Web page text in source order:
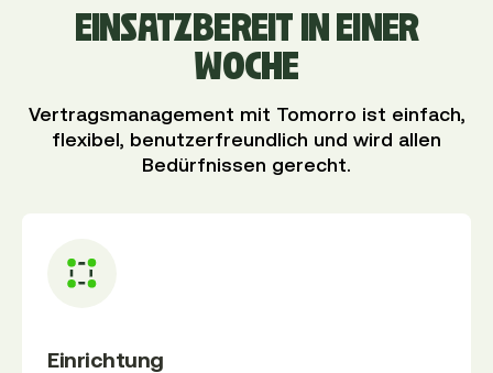
EINSATZBEREIT IN EINER
WOCHE
Vertragsmanagement mit Tomorro ist einfach,
flexibel, benutzerfreundlich und wird allen
Bedürfnissen gerecht.
Einrichtung